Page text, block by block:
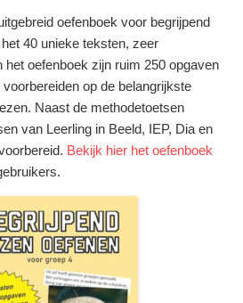
oefenboek voor begrijpend
40 unieke teksten, zeer
het oefenboek zijn ruim 250 opgaven
op de belangrijkste
Naast de methodetoetsen
van Leerling in Beeld, IEP, Dia en
Bekijk hier het oefenboek